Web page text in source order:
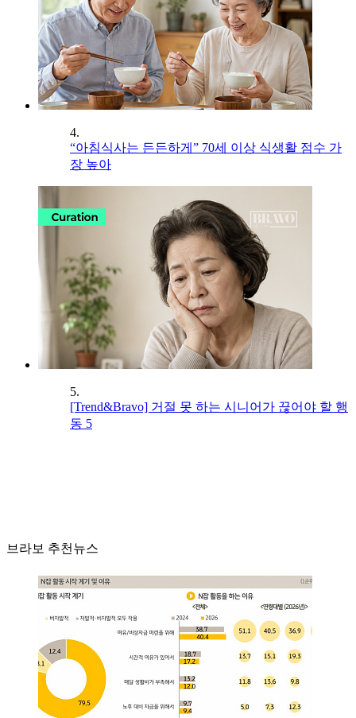
4.
“아침식사는 든든하게” 70세 이상 식생활 점수 가
장 높아
5.
[Trend&Bravo] 거절 못 하는 시니어가 끊어야 할 행
동 5
브라보 추천뉴스